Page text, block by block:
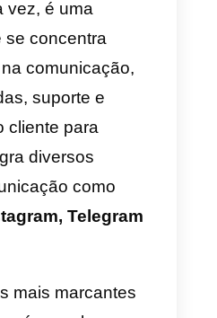
para equipes
Envia
em escala
as tarefas a realizar
com
através do
redes sociais e do
de um único painel.